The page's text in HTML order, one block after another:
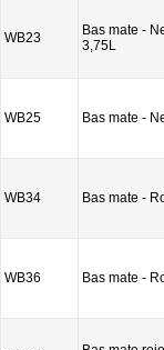
WB23
Bas mate -
3,75L
WB25 Bas mate -
WB34 Bas mate -
WB36 Bas mate -